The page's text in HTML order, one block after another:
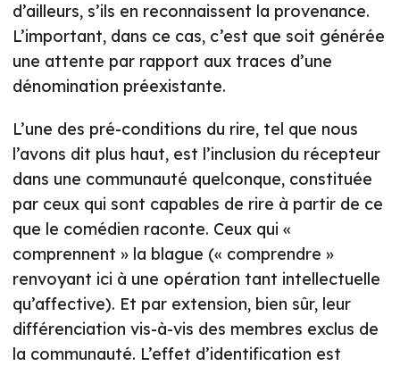
d’ailleurs, s’ils en reconnaissent la provenance.
L’important, dans ce cas, c’est que soit générée
une attente par rapport aux traces d’une
dénomination préexistante.
L’une des pré-conditions du rire, tel que nous
l’avons dit plus haut, est l’inclusion du récepteur
dans une communauté quelconque, constituée
par ceux qui sont capables de rire à partir de ce
que le comédien raconte. Ceux qui «
comprennent » la blague (« comprendre »
renvoyant ici à une opération tant intellectuelle
qu’affective). Et par extension, bien sûr, leur
différenciation vis-à-vis des membres exclus de
la communauté. L’effet d’identification est